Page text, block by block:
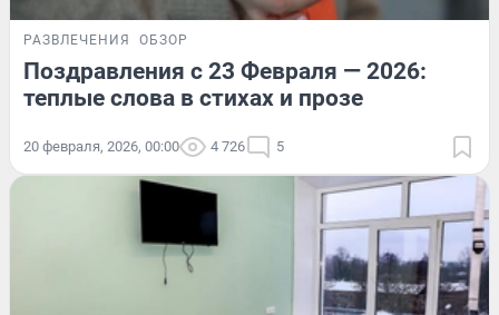
РАЗВЛЕЧЕНИЯ ОБЗОР
Поздравления с 23 Февраля — 2026:
теплые слова в стихах и прозе
20 февраля, 2026, 00:00 4 726 5